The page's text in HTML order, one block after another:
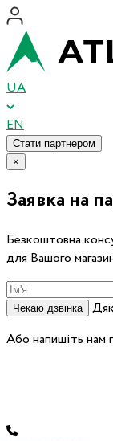
UA
EN
Стати партнером
×
Заявка на
Безкоштовна
для Вашого
Чекаю дзвінка
Або напишіть нам